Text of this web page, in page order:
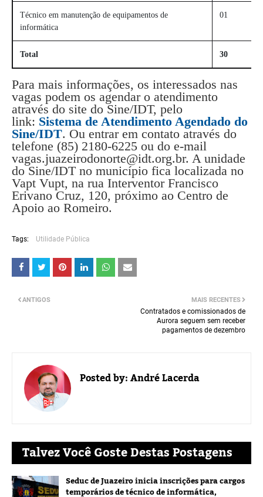
Técnico em manutenção de equipamentos de
informática
01
Total 30
Para mais informações, os interessados nas
vagas podem os agendar o atendimento
através do site do Sine/IDT, pelo
link: Sistema de Atendimento Agendado do
Sine/IDT. Ou entrar em contato através do
telefone (85) 2180-6225 ou do e-mail
vagas.juazeirodonorte@idt.org.br. A unidade
do Sine/IDT no município fica localizada no
Vapt Vupt, na rua Interventor Francisco
Erivano Cruz, 120, próximo ao Centro de
Apoio ao Romeiro.
Tags: Utilidade Pública
MAIS RECENTES
Contratados e comissionados de
Aurora seguem sem receber
pagamentos de dezembro
ANTIGOS
Posted by:André Lacerda
Talvez Você Goste Destas Postagens
Seduc de Juazeiro inicia inscrições para cargos
temporários de técnico de informática,